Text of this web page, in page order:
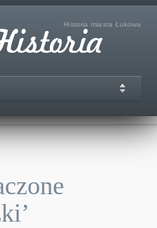
Historia miasta Łukowa